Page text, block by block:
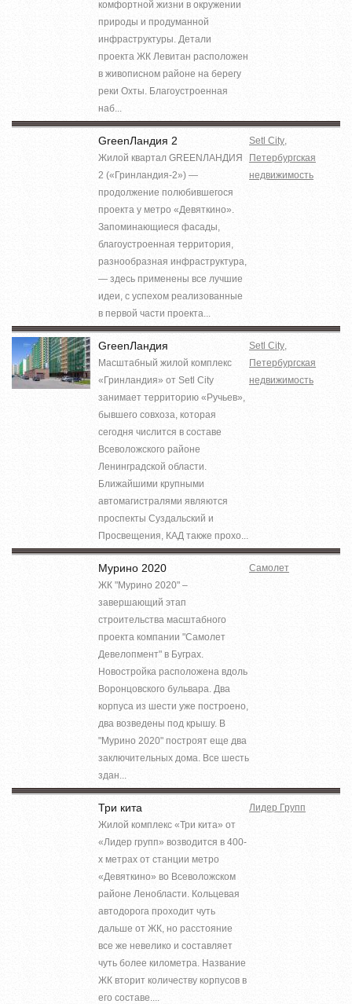
комфортной жизни в окружении
природы и продуманной
инфраструктуры. Детали
проекта ЖК Левитан расположен
в живописном районе на берегу
реки Охты. Благоустроенная
наб...
GreenЛандия 2
Жилой квартал GREENЛАНДИЯ
2 («Гринландия-2») —
продолжение полюбившегося
проекта у метро «Девяткино».
Запоминающиеся фасады,
благоустроенная территория,
разнообразная инфраструктура,
— здесь применены все лучшие
идеи, с успехом реализованные
в первой части проекта...
Setl City
Петербургская
недвижимость
GreenЛандия
Масштабный жилой комплекс
«Гринландия» от Setl City
занимает территорию «Ручьев»,
бывшего совхоза, которая
сегодня числится в составе
Всеволожского районе
Ленинградской области.
Ближайшими крупными
автомагистралями являются
проспекты Суздальский и
Просвещения, КАД также прохо...
Setl City
Петербургская
недвижимость
Мурино 2020
ЖК "Мурино 2020" –
завершающий этап
строительства масштабного
проекта компании "Самолет
Девелопмент" в Буграх.
Новостройка расположена вдоль
Воронцовского бульвара. Два
корпуса из шести уже построено,
два возведены под крышу. В
"Мурино 2020" построят еще два
заключительных дома. Все шесть
здан...
Самолет
Три кита
Жилой комплекс «Три кита» от
«Лидер групп» возводится в 400-
х метрах от станции метро
«Девяткино» во Всеволожском
районе Ленобласти. Кольцевая
автодорога проходит чуть
дальше от ЖК, но расстояние
все же невелико и составляет
чуть более километра. Название
ЖК вторит количеству корпусов в
его составе....
Лидер Групп